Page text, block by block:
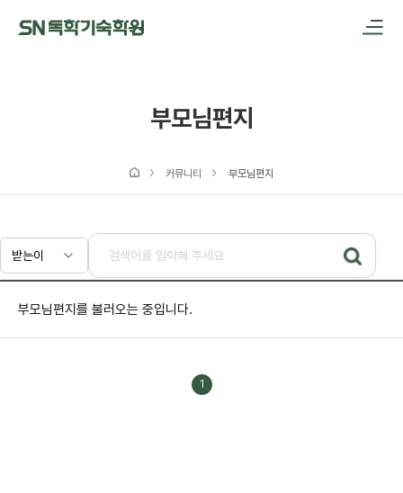
부모님편지
커뮤니티 부모님편지
부모님편지를 불러오는 중입니다.
1